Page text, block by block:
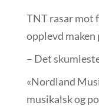
TNT rasar mot
opplevd maken
– Det
«Nordland
musikalsk og